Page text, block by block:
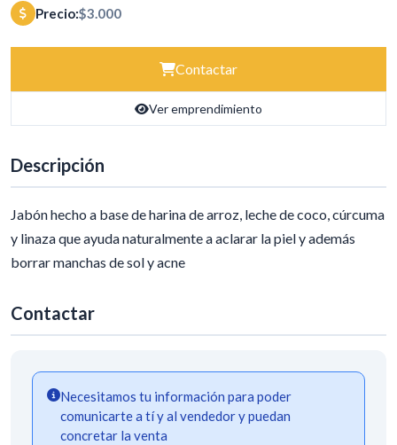
Precio:$3.000
Contactar
Ver emprendimiento
Descripción
Jabón hecho a base de harina de arroz, leche de coco, cúrcuma
y linaza que ayuda naturalmente a aclarar la piel y además
borrar manchas de sol y acne
Contactar
Necesitamos tu información para poder
comunicarte a tí y al vendedor y puedan
concretar la venta